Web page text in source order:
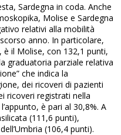
Sardegna in coda. Anche
Molise e Sardegna
relativi alla mobilità
anno. In particolare,
è il Molise, con 132,1 punti,
graduatoria parziale relativa
che indica la
dei ricoveri di pazienti
ricoveri registrati nella
è pari al 30,8%. A
(111,6 punti),
(106,4 punti).